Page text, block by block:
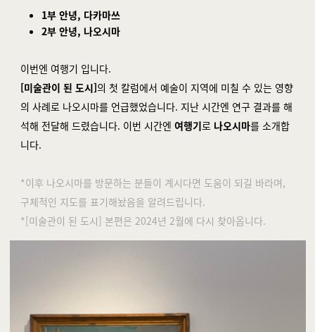
1부 안녕, 다카마쓰
2부 안녕, 나오시마
이번엔 여행기 입니다.
[미술관이 된 도시]의 첫 칼럼에서 예술이 지역에 미칠 수 있는 영향
의 사례로 나오시마를 언급했었습니다. 지난 시간엔 연구 결과를 해
석해 전달해 드렸습니다. 이번 시간엔 여행기로 나오시마를 소개합
니다.
*이후 나오시마를 방문하는 분들이 계시다면 도움이 되길 바라며,
구체적인 지도를 표기해놨음을 알려드립니다.
*[미술관이 된 도시] 본편은 2024년 2월에 다시 찾아옵니다.